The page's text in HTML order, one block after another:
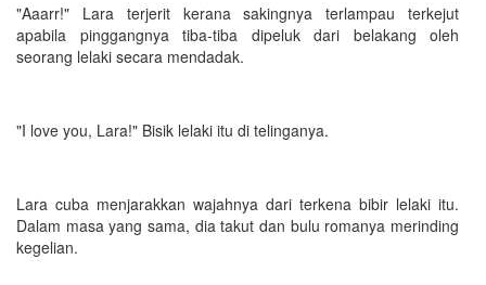
"Aaarr!" Lara terjerit kerana sakingnya terlampau terkejut
apabila pinggangnya tiba-tiba dipeluk dari belakang oleh
seorang lelaki secara mendadak.
"I love you, Lara!" Bisik lelaki itu di telinganya.
Lara cuba menjarakkan wajahnya dari terkena bibir lelaki itu.
Dalam masa yang sama, dia takut dan bulu romanya merinding
kegelian.